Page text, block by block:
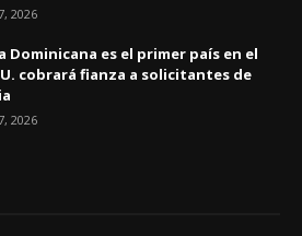
2026
Dominicana es el primer país en el
cobrará fianza a solicitantes de
2026